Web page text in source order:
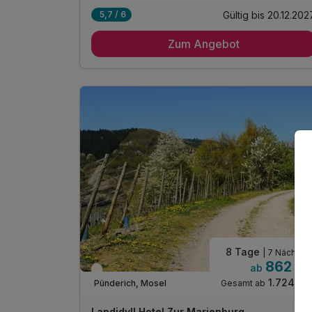
4 x reichhaltiges Mosel-Frühstücksbuffet
inkl. Burchs Inklusivleistungen
inkl. täglich frisches Obst
inkl. Informationen über die Region und das
Hotel
inkl. WLAN
inkl. Parkplatz
5,7 / 6 Gültig bis
Zum Angebot
Teilweise ausgelastet
Pünderich, Mosel
8 Tage | 7 Nächte
ab 862 €
Gesamt ab 1.724 €